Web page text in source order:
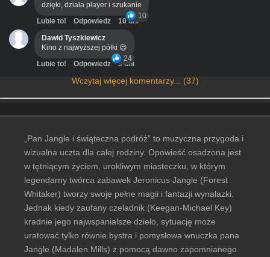
dzięki, działa player i szukanie
10
Lubie to! Odpowiedz
10 dni
Dawid Tyszkiewicz
Kino z najwyższej półki 😍
24
Lubie to! Odpowiedz 3 dni
Wczytaj więcej komentarzy... (37)
„Pan Jangle i świąteczna podróż” to muzyczna przygoda i
wizualna uczta dla całej rodziny. Opowieść osadzona jest
w tętniącym życiem, urokliwym miasteczku, w którym
legendarny twórca zabawek Jeronicus Jangle (Forest
Whitaker) tworzy swoje pełne magii i fantazji wynalazki.
Jednak kiedy zaufany czeladnik (Keegan-Michael Key)
kradnie jego najwspanialsze dzieło, sytuację może
uratować tylko równie bystra i pomysłowa wnuczka pana
Jangle (Madalen Mills) z pomocą dawno zapomnianego